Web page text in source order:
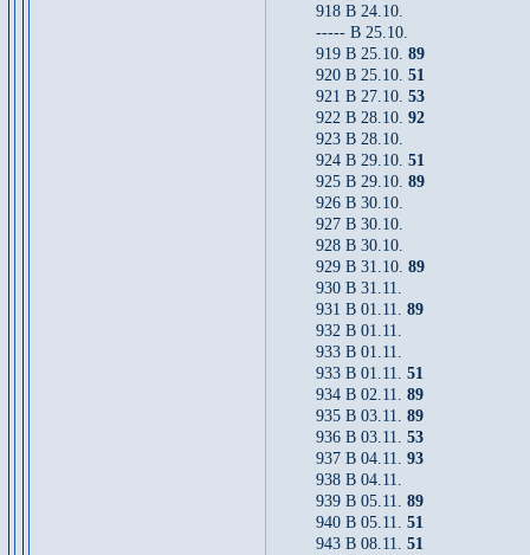
918 B 24.10.
----- B 25.10.
919 B 25.10. 89
920 B 25.10. 51
921 B 27.10. 53
922 B 28.10. 92
923 B 28.10.
924 B 29.10. 51
925 B 29.10. 89
926 B 30.10.
927 B 30.10.
928 B 30.10.
929 B 31.10. 89
930 B 31.11.
931 B 01.11. 89
932 B 01.11.
933 B 01.11.
933 B 01.11. 51
934 B 02.11. 89
935 B 03.11. 89
936 B 03.11. 53
937 B 04.11. 93
938 B 04.11.
939 B 05.11. 89
940 B 05.11. 51
943 B 08.11. 51